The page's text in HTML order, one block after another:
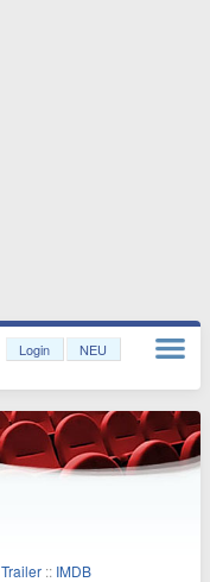
Login NEU
Trailer :: IMDB